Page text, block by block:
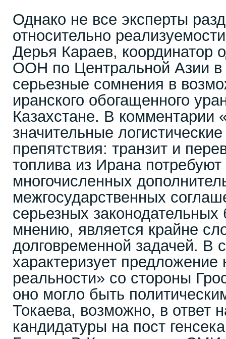
Однако не все эксперты
относительно
Дерья Караев, координатор
ООН по Центральной Азии
серьезные сомнения в
иранского обогащенного
Казахстане. В комментарии
значительные
препятствия: транзит и
топлива из Ирана
многочисленных
межгосударственных
серьезных законодательных
мнению, является крайне
долговременной задачей. В
характеризует предложение
реальности» со стороны
оно могло быть
Токаева, возможно, в ответ
кандидатуры на пост